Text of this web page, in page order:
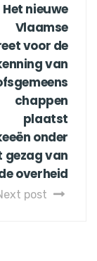
Het nieuwe
Vlaamse
voor de
van
chappen
plaatst
onder
gezag van
overheid
post